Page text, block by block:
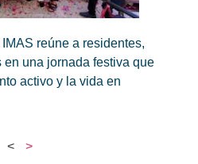
reúne a residentes,
una jornada festiva que
activo y la vida en
< >